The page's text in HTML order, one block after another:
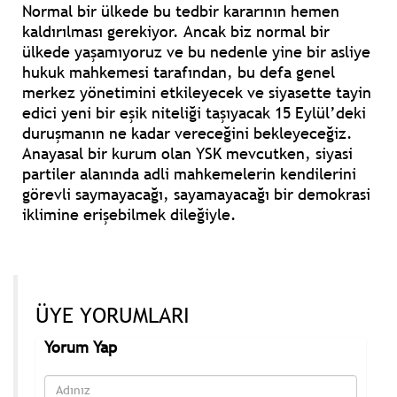
Normal bir ülkede bu tedbir kararının hemen
kaldırılması gerekiyor. Ancak biz normal bir
ülkede yaşamıyoruz ve bu nedenle yine bir asliye
hukuk mahkemesi tarafından, bu defa genel
merkez yönetimini etkileyecek ve siyasette tayin
edici yeni bir eşik niteliği taşıyacak 15 Eylül’deki
duruşmanın ne kadar vereceğini bekleyeceğiz.
Anayasal bir kurum olan YSK mevcutken, siyasi
partiler alanında adli mahkemelerin kendilerini
görevli saymayacağı, sayamayacağı bir demokrasi
iklimine erişebilmek dileğiyle.
ÜYE YORUMLARI
Yorum Yap